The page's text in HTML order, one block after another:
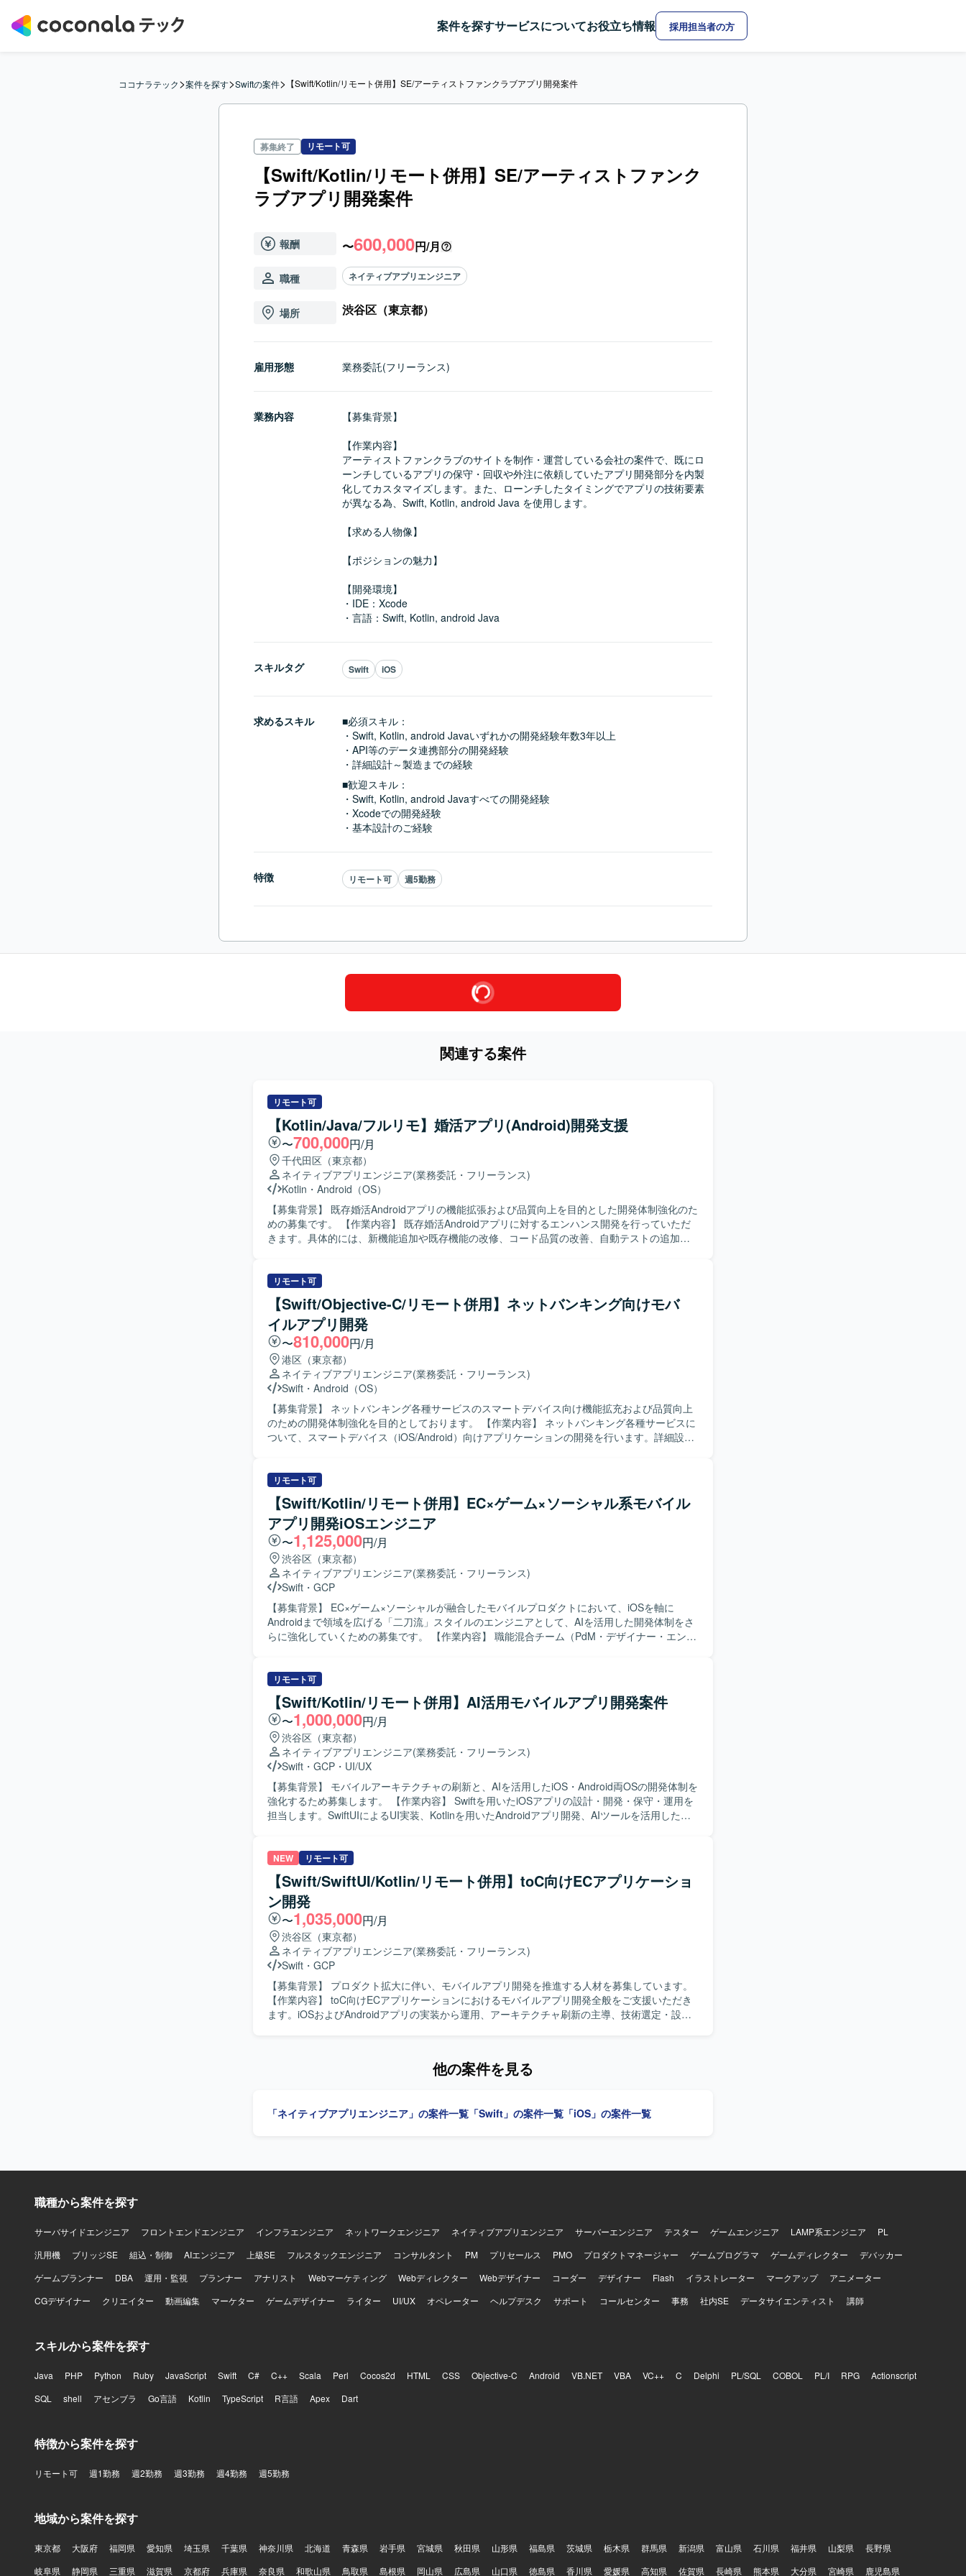
案件を探すサービスについてお役立ち情報 採用担当者の方
ココナラテック>案件を探す>Swiftの案件> 【Swift/Kotlin/リモート併用】SE/アーティストファンクラブアプリ開発案件
募集終了 リモート可
【Swift/Kotlin/リモート併用】SE/アーティストファンク
ラブアプリ開発案件
報酬 〜600,000円/月
職種 ネイティブアプリエンジニア
場所 渋谷区（東京都）
雇用形態 業務委託(フリーランス)
業務内容
【募集背景】
【作業内容】
アーティストファンクラブのサイトを制作・運営している会社の案件で、既にロ
ーンチしているアプリの保守・回収や外注に依頼していたアプリ開発部分を内製
化してカスタマイズします。また、ローンチしたタイミングでアプリの技術要素
が異なる為、Swift, Kotlin, android Java を使用します。
【求める人物像】
【ポジションの魅力】
【開発環境】
・IDE：Xcode
・言語：Swift, Kotlin, android Java
スキルタグ Swift iOS
求めるスキル
■必須スキル：
・Swift, Kotlin, android Javaいずれかの開発経験年数3年以上
・API等のデータ連携部分の開発経験
・詳細設計～製造までの経験
■歓迎スキル：
・Swift, Kotlin, android Javaすべての開発経験
・Xcodeでの開発経験
・基本設計のご経験
特徴 リモート可 週5勤務
関連する案件
リモート可
【Kotlin/Java/フルリモ】婚活アプリ(Android)開発支援
〜700,000円/月
千代田区（東京都）
ネイティブアプリエンジニア(業務委託・フリーランス)
Kotlin ・ Android（OS）
【募集背景】 既存婚活Androidアプリの機能拡張および品質向上を目的とした開発体制強化のた
めの募集です。 【作業内容】 既存婚活Androidアプリに対するエンハンス開発を行っていただ
きます。具体的には、新機能追加や既存機能の改修、コード品質の改善、自動テストの追加・
ニケーションが取れ、自ら課題を発見し改善提案ができる方を求めています。既存の設計やテ
スト方針を尊重しつつ、より良いアーキテクチャや開発プロセスを意識して取り組める方が望
ましいです。 【ポジションの魅力】 コンシューマ向け婚活アプリの開発に携わることで、多く
のユーザーに影響力のあるサービス開発経験を積むことができます。既存プロダクトのエンハ
ンス開発を通じて、アーキテクチャ設計や自動テストの実装など、モダンなAndroid開発の知見
を深めることができます。 【開発環境】 Android向けネイティブアプリ開発環境にて、
Kotlin/JavaおよびGitを用いたチーム開発を行います。アーキテクチャはClean Architectureを意
識した構成となっている想定です。
リモート可
【Swift/Objective-C/リモート併用】ネットバンキング向けモバ
イルアプリ開発
〜810,000円/月
港区（東京都）
ネイティブアプリエンジニア(業務委託・フリーランス)
Swift ・ Android（OS）
【募集背景】 ネットバンキング各種サービスのスマートデバイス向け機能拡充および品質向上
のための開発体制強化を目的としております。 【作業内容】 ネットバンキング各種サービスに
ついて、スマートデバイス（iOS/Android）向けアプリケーションの開発を行います。詳細設計
から実装、テストまで対応できる方を求めております。関係者とコミュニケーションを取りな
がら、品質とユーザビリティを意識した開発ができる方を歓迎いたします。 【ポジションの魅
力】 金融系ネットバンキングサービスの開発に関わることで、大規模なユーザーを持つサービ
スのモバイルアプリ開発経験を積むことができます。iOS/Androidいずれかの専門性を活かしつ
つ、金融ドメインの知見も深めていただけます。 【開発環境】 iOS/Android向けモバイルアプ
リ開発環境（Objective-C、Swiftを用いた開発が想定されます）。
リモート可
【Swift/Kotlin/リモート併用】EC×ゲーム×ソーシャル系モバイル
アプリ開発iOSエンジニア
〜1,125,000円/月
渋谷区（東京都）
ネイティブアプリエンジニア(業務委託・フリーランス)
Swift ・ GCP
【募集背景】 EC×ゲーム×ソーシャルが融合したモバイルプロダクトにおいて、iOSを軸に
Androidまで領域を広げる「二刀流」スタイルのエンジニアとして、AIを活用した開発体制をさ
らに強化していくための募集です。 【作業内容】 職能混合チーム（PdM・デザイナー・エンジ
クチャ設計を含めた実装・運用全般を担っていただきます。あわせて、Kotlinを用いたAndroid
アプリ開発にも関与し、Jetpack ComposeによるUI実装など、iOS側の知見を活かした両OSで
の開発を行っていただきます。ClaudeなどのAIツールを活用しながら実装計画の策定、コード
生成、レビューの効率化を進め、モバイルアーキテクチャの設計やドメイン分離による開発並
列性向上に向けた刷新を推進していただきます。また、PdM・デザイナーと連携しつつ、事業
数値やKPIに基づいた機能開発、リリース後の効果分析までを通してプロダクト開発全般に関わ
っていただきます。 【求める人物像】 プロダクトのミッションやバリューに共感し、EC体験
の可能性に興味をお持ちの方を求めています。変化の大きい環境の中でも挑戦を楽しみ、ソフ
トウェアを軸に大きなチャレンジをしたいと考えている方にマッチします。事業や顧客に近い
距離で数値やユーザーの声を捉えながら、主体的に開発をリードしていける方を歓迎します。
【ポジションの魅力】 少数精鋭のチームにおいて、自ら設計したモバイルアーキテクチャの上
Android両OSの「二刀流」開発プロセスを自ら設計し、AI時代のモバイル開発の在り方を実践し
ながら探求していくことができます。EC×ゲーム×ソーシャルが組み合わさった複雑なドメイン
で、高度な状態管理やパフォーマンス最適化に取り組むことで、エンジニアとしての技術力を
大きく高めていただけます。 【開発環境】 Swift、Kotlin、Goを用いた開発を行い、UIフレーム
ワークとしてSwiftUIやJetpack Composeを採用しています。Android Architecture Components
やMVVMなどのアーキテクチャを活用し、XcodeおよびAndroid Studio上で開発を進めます。イ
ンフラにはGoogle Cloudを用い、gRPCやProtocol Buffersによる通信、BitriseやGitHub
Actions、Cloud Buildを用いたCI/CDを構築しています。Terraformによる構成管理、Crashlytics
やCloud Monitoringなどのモニタリング基盤、BigQueryやLooker Studioによる分析基盤、Autify
によるQA自動化、ClaudeやGitHub CopilotなどのAIツール群、GitHub・Slack・Notion・Figma
を組み合わせたモダンな開発環境で、アジャイル開発を実践しています。
リモート可
【Swift/Kotlin/リモート併用】AI活用モバイルアプリ開発案件
〜1,000,000円/月
渋谷区（東京都）
ネイティブアプリエンジニア(業務委託・フリーランス)
Swift ・ GCP ・ UI/UX
【募集背景】 モバイルアーキテクチャの刷新と、AIを活用したiOS・Android両OSの開発体制を
強化するため募集します。 【作業内容】 Swiftを用いたiOSアプリの設計・開発・保守・運用を
担当します。SwiftUIによるUI実装、Kotlinを用いたAndroidアプリ開発、AIツールを活用した実
クトの価値向上に向けて、オーナーシップを持ち挑戦を続けられる方を求めています。変化の
速い環境で、チームと連携しながら成果創出に取り組める方に適したポジションです。 【ポジ
ションの魅力】 モバイルアーキテクチャの設計や技術選定に深く関与できます。AIを活用した
iOS・Android両OSの開発プロセスを構築し、複雑なEC・ゲーム・ソーシャル領域における高
難度な技術課題に取り組めます。 【開発環境】 Swift、Kotlin、Go、SwiftUI、Jetpack
Compose、Google Cloud、gRPC、Protocol Buffers、Bitrise、GitHub Actions、Terraform、
BigQuery、Figmaなどを使用します。
NEW リモート可
【Swift/SwiftUI/Kotlin/リモート併用】toC向けECアプリケーショ
ン開発
〜1,035,000円/月
渋谷区（東京都）
ネイティブアプリエンジニア(業務委託・フリーランス)
Swift ・ GCP
【募集背景】 プロダクト拡大に伴い、モバイルアプリ開発を推進する人材を募集しています。
【作業内容】 toC向けECアプリケーションにおけるモバイルアプリ開発全般をご支援いただき
ます。iOSおよびAndroidアプリの実装から運用、アーキテクチャ刷新の主導、技術選定・設計
組み、関係者と連携しながら開発を推進できる方を求めています。 【ポジションの魅力】 プロ
Cloud Build、Terraform、BigQuery、Looker Studio、Claude、Codex、Cursor、Gemini、
他の案件を見る
「ネイティブアプリエンジニア」の案件一覧 「Swift」の案件一覧 「iOS」の案件一覧
職種から案件を探す
サーバサイドエンジニア フロントエンドエンジニア インフラエンジニア ネットワークエンジニア ネイティブアプリエンジニア サーバーエンジニア テスター ゲームエンジニア LAMP系エンジニア
PL
汎用機
ブリッジSE 組込・制御 AIエンジニア 上級SE フルスタックエンジニア コンサルタント PM プリセールス PMO プロダクトマネージャー ゲームプログラマ ゲームディレクター
デバッカー
ゲームプランナー
DBA 運用・監視 プランナー アナリスト Webマーケティング Webディレクター Webデザイナー コーダー デザイナー Flash イラストレーター マークアップ
アニメーター
CGデザイナー
クリエイター 動画編集 マーケター ゲームデザイナー ライター UI/UX オペレーター ヘルプデスク サポート コールセンター 事務 社内SE データサイエンティスト 講師
スキルから案件を探す
Java PHP Python Ruby JavaScript Swift C# C++ Scala Perl Cocos2d HTML CSS Objective-C Android VB.NET VBA VC++ C Delphi PL/SQL COBOL PL/I RPG
Actionscript
SQL
shell アセンブラ Go言語 Kotlin TypeScript R言語 Apex Dart
特徴から案件を探す
リモート可 週1勤務 週2勤務 週3勤務 週4勤務 週5勤務
地域から案件を探す
東京都 大阪府 福岡県 愛知県 埼玉県 千葉県 神奈川県 北海道 青森県 岩手県 宮城県 秋田県 山形県 福島県 茨城県 栃木県 群馬県 新潟県 富山県 石川県 福井県 山梨県
長野県
岐阜県
静岡県 三重県 滋賀県 京都府 兵庫県 奈良県 和歌山県 鳥取県 島根県 岡山県 広島県 山口県 徳島県 香川県 愛媛県 高知県 佐賀県 長崎県 熊本県 大分県 宮崎県 鹿児島県